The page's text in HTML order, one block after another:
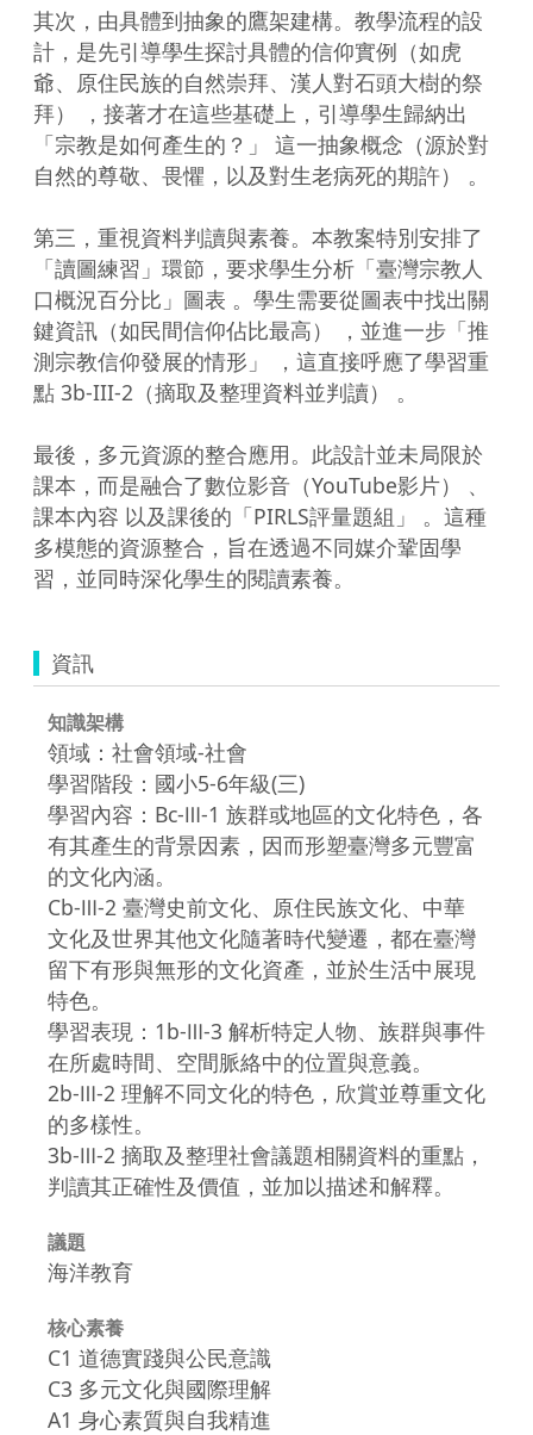
其次，由具體到抽象的鷹架建構。教學流程的設
計，是先引導學生探討具體的信仰實例（如虎
爺、原住民族的自然崇拜、漢人對石頭大樹的祭
拜） ，接著才在這些基礎上，引導學生歸納出
「宗教是如何產生的？」 這一抽象概念（源於對
自然的尊敬、畏懼，以及對生老病死的期許） 。
第三，重視資料判讀與素養。本教案特別安排了
「讀圖練習」環節，要求學生分析「臺灣宗教人
口概況百分比」圖表 。學生需要從圖表中找出關
鍵資訊（如民間信仰佔比最高） ，並進一步「推
測宗教信仰發展的情形」 ，這直接呼應了學習重
點 3b-III-2（摘取及整理資料並判讀） 。
最後，多元資源的整合應用。此設計並未局限於
課本，而是融合了數位影音（YouTube影片） 、
課本內容 以及課後的「PIRLS評量題組」 。這種
多模態的資源整合，旨在透過不同媒介鞏固學
習，並同時深化學生的閱讀素養。
資訊
知識架構
領域：社會領域-社會
學習階段：國小5-6年級(三)
學習內容：Bc-Ⅲ-1 族群或地區的文化特色，各
有其產生的背景因素，因而形塑臺灣多元豐富
的文化內涵。
Cb-Ⅲ-2 臺灣史前文化、原住民族文化、中華
文化及世界其他文化隨著時代變遷，都在臺灣
留下有形與無形的文化資產，並於生活中展現
特色。
學習表現：1b-Ⅲ-3 解析特定人物、族群與事件
在所處時間、空間脈絡中的位置與意義。
2b-Ⅲ-2 理解不同文化的特色，欣賞並尊重文化
的多樣性。
3b-Ⅲ-2 摘取及整理社會議題相關資料的重點，
判讀其正確性及價值，並加以描述和解釋。
議題
海洋教育
核心素養
C1 道德實踐與公民意識
C3 多元文化與國際理解
A1 身心素質與自我精進